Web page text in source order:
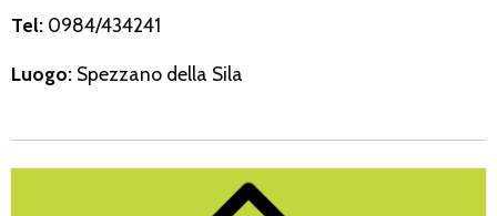
Tel: 0984/434241
Luogo: Spezzano della Sila